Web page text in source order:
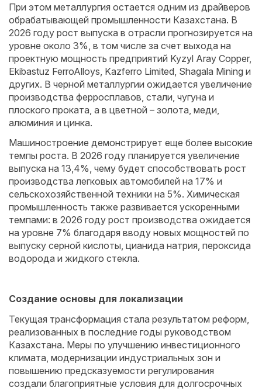
При этом металлургия остается одним из драйверов
обрабатывающей промышленности Казахстана. В
2026 году рост выпуска в отрасли прогнозируется на
уровне около 3%, в том числе за счет выхода на
проектную мощность предприятий Kyzyl Aray Copper,
Ekibastuz FerroAlloys, Kazferro Limited, Shagala Mining и
других. В черной металлургии ожидается увеличение
производства ферросплавов, стали, чугуна и
плоского проката, а в цветной – золота, меди,
алюминия и цинка.
Машиностроение демонстрирует еще более высокие
темпы роста. В 2026 году планируется увеличение
выпуска на 13,4%, чему будет способствовать рост
производства легковых автомобилей на 17% и
сельскохозяйственной техники на 5%. Химическая
промышленность также развивается ускоренными
темпами: в 2026 году рост производства ожидается
на уровне 7% благодаря вводу новых мощностей по
выпуску серной кислоты, цианида натрия, пероксида
водорода и жидкого стекла.
Создание основы для локализации
Текущая трансформация стала результатом реформ,
реализованных в последние годы руководством
Казахстана. Меры по улучшению инвестиционного
климата, модернизации индустриальных зон и
повышению предсказуемости регулирования
создали благоприятные условия для долгосрочных